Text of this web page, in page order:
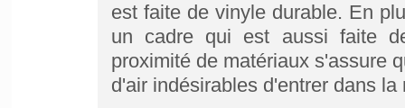
est faite de vinyle durable. En
un cadre qui est aussi faite
proximité de matériaux s'assure
d'air indésirables d'entrer dans la